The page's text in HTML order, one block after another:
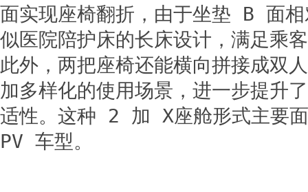
面实现座椅翻折，由于坐垫 B 面
似医院陪护床的长床设计，满足乘
此外，两把座椅还能横向拼接成双
加多样化的使用场景，进一步提升
适性。这种 2 加 X座舱形式主要
PV 车型。